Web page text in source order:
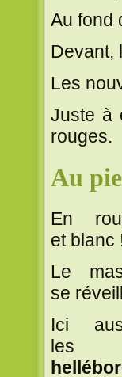
Au fond
Devant,
Les
Juste à
rouges.
Au
En
et blanc
Le
se
Ici
les